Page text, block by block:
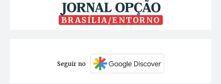
BRASÍLIA/ENTORNO
Seguir no